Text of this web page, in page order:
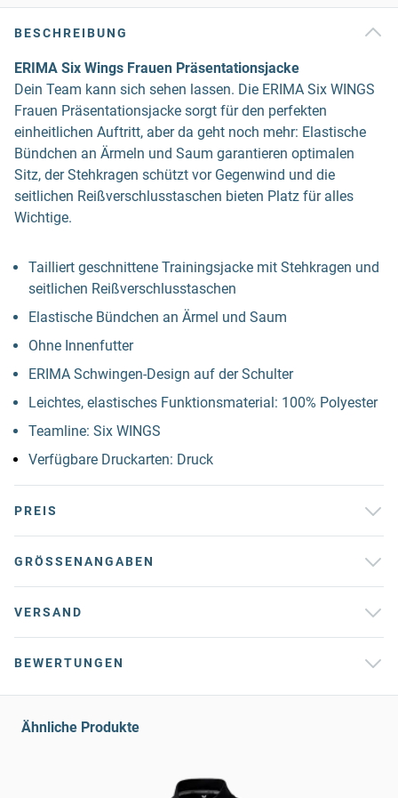
BESCHREIBUNG
ERIMA Six Wings Frauen Präsentationsjacke
Dein Team kann sich sehen lassen. Die ERIMA Six WINGS
Frauen Präsentationsjacke sorgt für den perfekten
einheitlichen Auftritt, aber da geht noch mehr: Elastische
Bündchen an Ärmeln und Saum garantieren optimalen
Sitz, der Stehkragen schützt vor Gegenwind und die
seitlichen Reißverschlusstaschen bieten Platz für alles
Wichtige.
Tailliert geschnittene Trainingsjacke mit Stehkragen und
seitlichen Reißverschlusstaschen
Elastische Bündchen an Ärmel und Saum
Ohne Innenfutter
ERIMA Schwingen-Design auf der Schulter
Leichtes, elastisches Funktionsmaterial: 100% Polyester
Teamline: Six WINGS
Verfügbare Druckarten: Druck
PREIS
GRÖSSENANGABEN
VERSAND
BEWERTUNGEN
Ähnliche Produkte